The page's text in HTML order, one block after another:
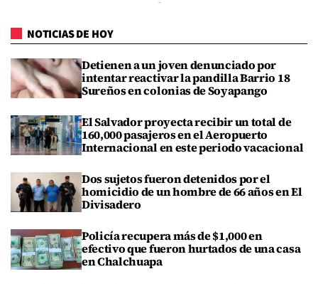
NOTICIAS DE HOY
Detienen a un joven denunciado por
intentar reactivar la pandilla Barrio 18
Sureños en colonias de Soyapango
El Salvador proyecta recibir un total de
160,000 pasajeros en el Aeropuerto
Internacional en este periodo vacacional
Dos sujetos fueron detenidos por el
homicidio de un hombre de 66 años en El
Divisadero
Policía recupera más de $1,000 en
efectivo que fueron hurtados de una casa
en Chalchuapa